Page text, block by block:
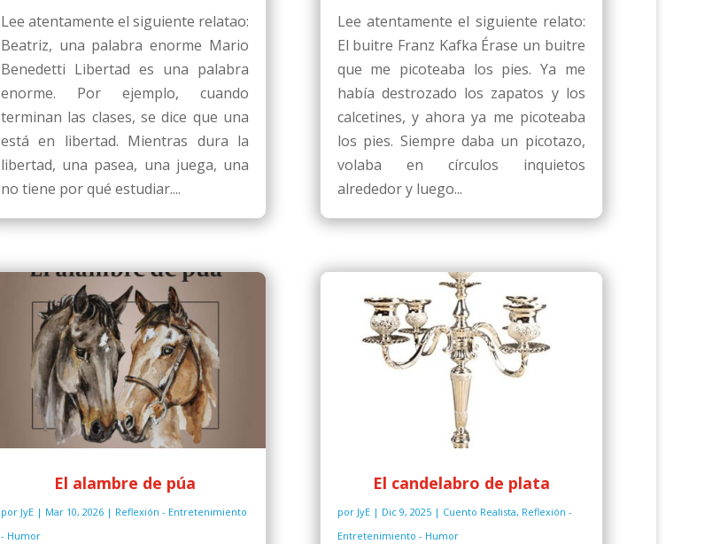
Lee atentamente el siguiente relatao:
Beatriz, una palabra enorme Mario
Benedetti Libertad es una palabra
enorme. Por ejemplo, cuando
terminan las clases, se dice que una
está en libertad. Mientras dura la
libertad, una pasea, una juega, una
no tiene por qué estudiar....
El alambre de púa
por JyE| Mar 10, 2026| Reflexión - Entretenimiento
- Humor
Lee atentamente el siguiente relato:
El buitre Franz Kafka Érase un buitre
que me picoteaba los pies. Ya me
había destrozado los zapatos y los
calcetines, y ahora ya me picoteaba
los pies. Siempre daba un picotazo,
volaba en círculos inquietos
alrededor y luego...
El candelabro de plata
por JyE| Dic 9, 2025| Cuento Realista, Reflexión -
Entretenimiento - Humor